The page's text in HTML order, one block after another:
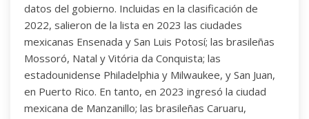
datos del gobierno. Incluidas en la clasificación de
2022, salieron de la lista en 2023 las ciudades
mexicanas Ensenada y San Luis Potosí; las brasileñas
Mossoró, Natal y Vitória da Conquista; las
estadounidense Philadelphia y Milwaukee, y San Juan,
en Puerto Rico. En tanto, en 2023 ingresó la ciudad
mexicana de Manzanillo; las brasileñas Caruaru,